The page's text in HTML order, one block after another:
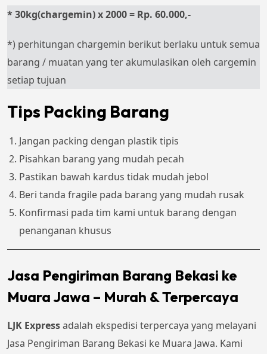
* 30kg(chargemin) x 2000 = Rp. 60.000,-
*) perhitungan chargemin berikut berlaku untuk semua
barang / muatan yang ter akumulasikan oleh cargemin
setiap tujuan
Tips Packing Barang
Jangan packing dengan plastik tipis
Pisahkan barang yang mudah pecah
Pastikan bawah kardus tidak mudah jebol
Beri tanda fragile pada barang yang mudah rusak
Konfirmasi pada tim kami untuk barang dengan
penanganan khusus
Jasa Pengiriman Barang Bekasi ke
Muara Jawa – Murah & Terpercaya
LJK Expressadalah ekspedisi terpercaya yang melayani
Jasa Pengiriman Barang Bekasi ke Muara Jawa. Kami